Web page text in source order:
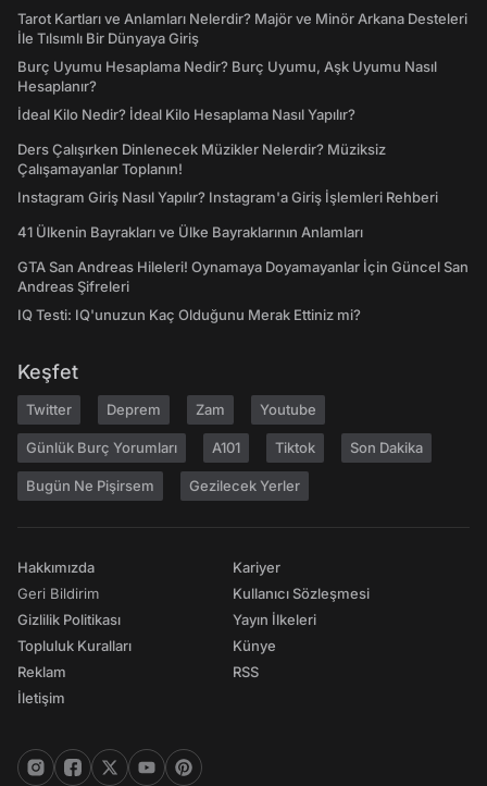
Tarot Kartları ve Anlamları Nelerdir? Majör ve Minör Arkana Desteleri
İle Tılsımlı Bir Dünyaya Giriş
Burç Uyumu Hesaplama Nedir? Burç Uyumu, Aşk Uyumu Nasıl
Hesaplanır?
İdeal Kilo Nedir? İdeal Kilo Hesaplama Nasıl Yapılır?
Ders Çalışırken Dinlenecek Müzikler Nelerdir? Müziksiz
Çalışamayanlar Toplanın!
Instagram Giriş Nasıl Yapılır? Instagram'a Giriş İşlemleri Rehberi
41 Ülkenin Bayrakları ve Ülke Bayraklarının Anlamları
GTA San Andreas Hileleri! Oynamaya Doyamayanlar İçin Güncel San
Andreas Şifreleri
IQ Testi: IQ'unuzun Kaç Olduğunu Merak Ettiniz mi?
Keşfet
Twitter Deprem Zam Youtube
Günlük Burç Yorumları A101 Tiktok Son Dakika
Bugün Ne Pişirsem Gezilecek Yerler
Hakkımızda
Geri Bildirim
Gizlilik Politikası
Topluluk Kuralları
Reklam
İletişim
Kariyer
Kullanıcı Sözleşmesi
Yayın İlkeleri
Künye
RSS